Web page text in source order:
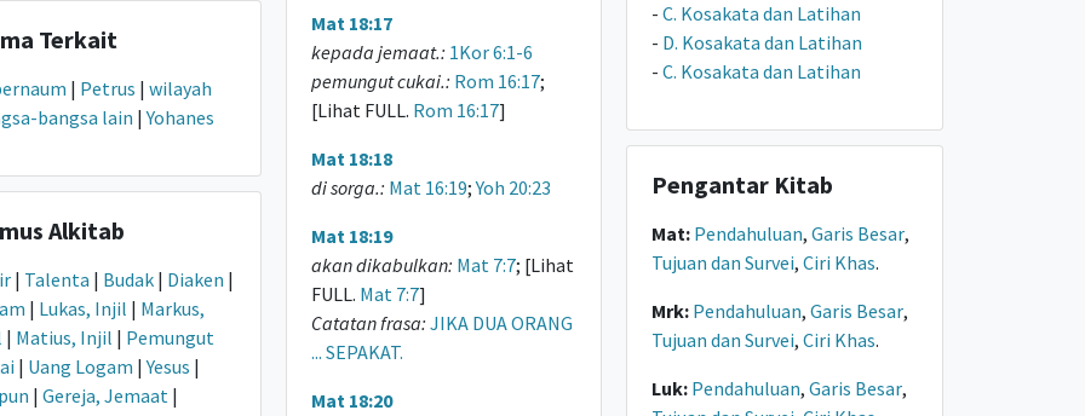
Terkait
| Petrus | wilayah
bangsa lain |Yohanes
Alkitab
| Talenta | Budak | Diaken |
| Lukas, Injil | Markus,
| Matius, Injil | Pemungut
| Uang Logam |Yesus |
| Gereja, Jemaat |
Mat 18:17
kepada jemaat.: 1Kor 6:1-6
pemungut cukai.: Rom 16:17;
[Lihat FULL. Rom 16:17]
Mat 18:18
di sorga.: Mat 16:19;Yoh 20:23
Mat 18:19
akan dikabulkan: Mat 7:7; [Lihat
FULL. Mat 7:7]
Catatan frasa: JIKA DUA ORANG
... SEPAKAT.
Mat 18:20
-C. Kosakata dan Latihan
- D. Kosakata dan Latihan
-C. Kosakata dan Latihan
Pengantar Kitab
Mat: Pendahuluan,Garis Besar,
Tujuan dan Survei,Ciri Khas.
Mrk: Pendahuluan,Garis Besar,
Tujuan dan Survei,Ciri Khas.
Luk: Pendahuluan,Garis Besar,